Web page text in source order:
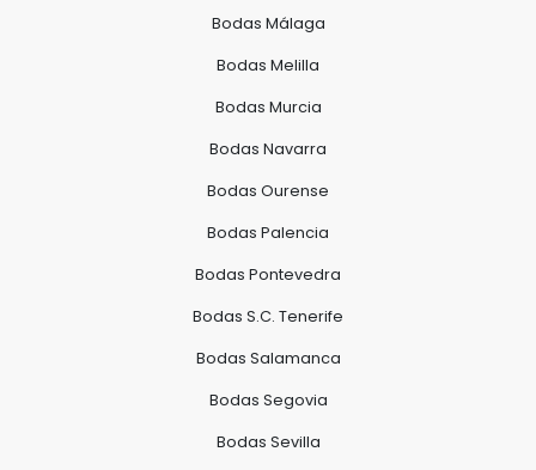
Bodas Málaga
Bodas Melilla
Bodas Murcia
Bodas Navarra
Bodas Ourense
Bodas Palencia
Bodas Pontevedra
Bodas S.C. Tenerife
Bodas Salamanca
Bodas Segovia
Bodas Sevilla